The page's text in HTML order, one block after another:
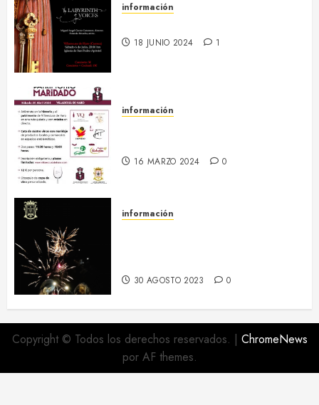
información
18 JUNIO 2024 1
información
16 MARZO 2024 0
información
30 AGOSTO 2023 0
Copyright © Todos los derechos reservados. | ChromeNews
por AF themes.